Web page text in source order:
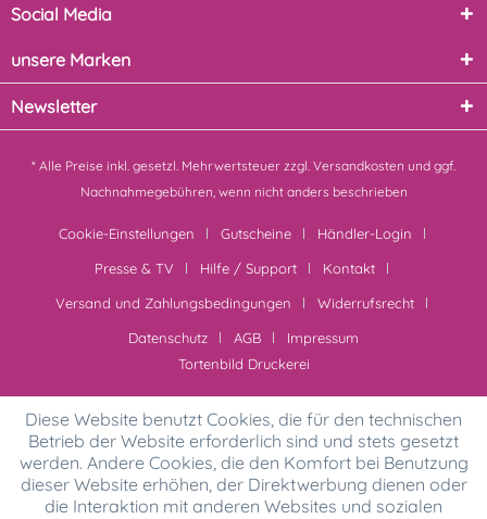
Social Media
unsere Marken
Newsletter
* Alle Preise inkl. gesetzl. Mehrwertsteuer zzgl. Versandkosten und ggf.
Nachnahmegebühren, wenn nicht anders beschrieben
Cookie-Einstellungen Gutscheine
Händler-Login
Presse & TV
Hilfe / Support
Kontakt
Versand und Zahlungsbedingungen
Widerrufsrecht
Datenschutz
AGB
Impressum
Tortenbild Druckerei
Diese Website benutzt Cookies, die für den technischen
Betrieb der Website erforderlich sind und stets gesetzt
werden. Andere Cookies, die den Komfort bei Benutzung
dieser Website erhöhen, der Direktwerbung dienen oder
die Interaktion mit anderen Websites und sozialen